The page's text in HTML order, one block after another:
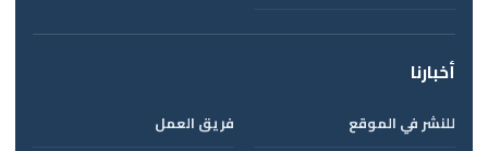
أخبارنا
للنشر في الموقع فريق العمل